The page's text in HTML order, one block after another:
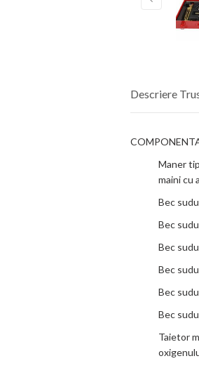
Descriere
Maner
maini cu
Bec
Bec
Bec
Bec
Bec
Bec
Taietor